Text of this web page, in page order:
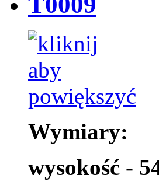
Wymiary:
wysokość -